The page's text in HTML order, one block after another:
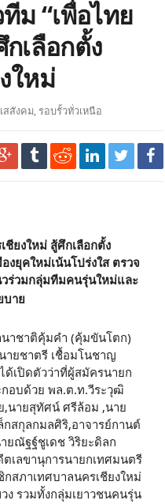
ม “เพื่อไทย
เลือกตั้ง
ใหม่
สสังคม, รอบรั้วทั่วเหนือ
ชียงใหม่ สู้ศึกเลือกตั้ง
งยุคใหม่เน้นโปร่งใส ตรวจ
ร่วมกลุ่มทีมคนรุ่นใหม่และ
บาย
าชาติคุ้มคำ (คุ้มขันโตก)
ายชาตรี เชื้อมโนชาญ
ด้เปิดตัวว่าที่ผู้สมัครนายก
อบด้วย พล.ต.ท.วีระวุฒิ
,นายสุทัศน์ ศรีล้อม ,นาย
สกุลกมลศิริ,อาจารย์กานต์
ยณัฐฐ์ชูเดช วิริยะดิลก
เลขานุการนายกเทศมนตรี
สภาเทศบาลนครเชียงใหม่
ง รวมทั้งกลุ่มเยาวชนคนรุ่น